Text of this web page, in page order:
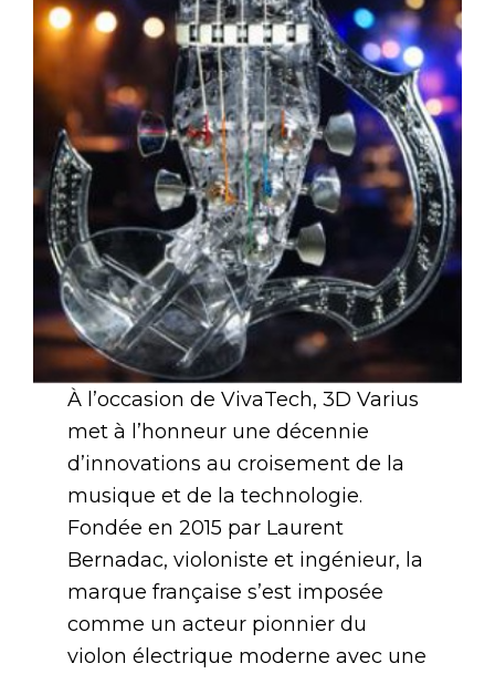
À l’occasion de VivaTech, 3D Varius
met à l’honneur une décennie
d’innovations au croisement de la
musique et de la technologie.
Fondée en 2015 par Laurent
Bernadac, violoniste et ingénieur, la
marque française s’est imposée
comme un acteur pionnier du
violon électrique moderne avec une